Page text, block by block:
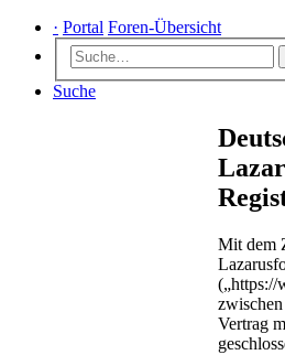
· Portal Foren-Übersicht
Suche
Mit dem
(„https://
Vertrag